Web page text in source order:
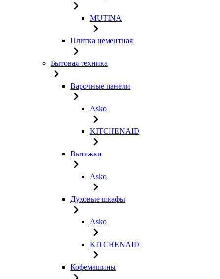
MUTINA
Плитка цементная
Бытовая техника
Варочные панели
Asko
KITCHENAID
Вытяжки
Asko
Духовые шкафы
Asko
KITCHENAID
Кофемашины